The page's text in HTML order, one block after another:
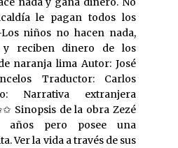
le pagan todos los
niños no hacen nada,
y reciben dinero de los
naranja lima Autor: José
Traductor: Carlos
Narrativa extranjera
Sinopsis de la obra Zezé
años pero posee una
Ver la vida a través de sus